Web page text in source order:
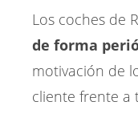
Los coches de
de forma
motivación de
cliente frente a